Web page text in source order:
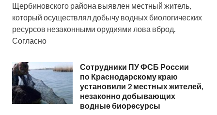
Щербиновского района выявлен местный житель,
который осуществлял добычу водных биологических
ресурсов незаконными орудиями лова вброд.
Согласно
Сотрудники ПУ ФСБ России
по Краснодарскому краю
установили 2 местных жителей,
незаконно добывающих
водные биоресурсы